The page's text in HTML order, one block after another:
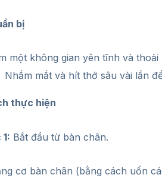
bị
một không gian yên tĩnh và
Nhắm mắt và hít thở sâu vài lần
thực hiện
Bắt đầu từ bàn chân.
cơ bàn chân (bằng cách uốn